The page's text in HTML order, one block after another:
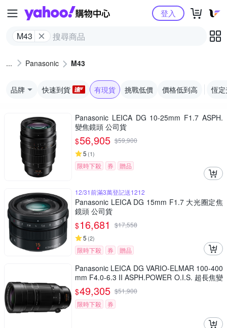
Yahoo購物中心
M43
登入
Panasonic M43
品牌 快速到貨 有現貨 挑戰低價 價格低到高 恆
Panasonic LEICA DG 10-25mm F1.7 ASPH.
變焦鏡頭 公司貨
$56,905 $59,900
5 (1)
限時下殺 券 贈品
12/31前滿3萬登記送1212
Panasonic LEICA DG 15mm F1.7 大光圈定焦
鏡頭 公司貨
$16,681 $17,558
5 (2)
限時下殺 券 贈品
Panasonic LEICA DG VARIO-ELMAR 100-400
mm F4.0-6.3 II ASPH.POWER O.I.S. 超長焦變
焦鏡頭 公司貨 H-RSA100400G
$49,305 $51,900
限時下殺
券